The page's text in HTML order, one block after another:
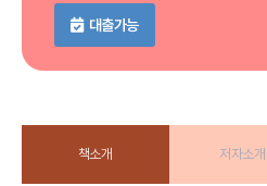
대출가능
책소개 저자소개